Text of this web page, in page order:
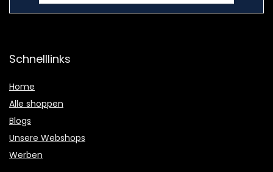
Schnelllinks
Home
Alle shoppen
Blogs
Unsere Webshops
Werben